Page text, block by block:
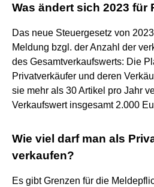
Was ändert sich 2023 für
Das neue Steuergesetz von
Meldung bzgl. der Anzahl der
des Gesamtverkaufswerts: Die
Privatverkäufer und deren
sie mehr als 30 Artikel pro Jahr
Verkaufswert insgesamt 2.000
Wie viel darf man als
verkaufen?
Es gibt Grenzen für die